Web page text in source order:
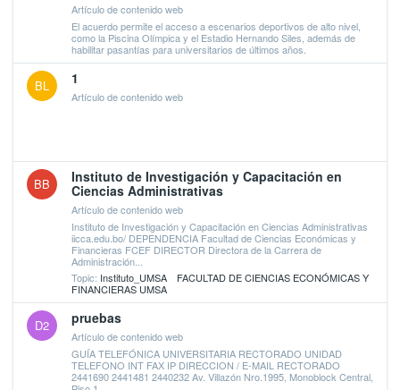
Artículo de contenido web
El acuerdo permite el acceso a escenarios deportivos de alto nivel,
como la Piscina Olímpica y el Estadio Hernando Siles, además de
habilitar pasantías para universitarios de últimos años.
BL 1
Artículo de contenido web
BB
Instituto de Investigación y Capacitación en
Ciencias Administrativas
Artículo de contenido web
Instituto de Investigación y Capacitación en Ciencias Administrativas
iicca.edu.bo/ DEPENDENCIA Facultad de Ciencias Económicas y
Financieras FCEF DIRECTOR Directora de la Carrera de
Administración...
Topic: Instituto_UMSA
FACULTAD DE CIENCIAS ECONÓMICAS Y
FINANCIERAS UMSA
D2 pruebas
Artículo de contenido web
GUÍA TELEFÓNICA UNIVERSITARIA RECTORADO UNIDAD
TELEFONO INT FAX IP DIRECCION / E-MAIL RECTORADO
2441690 2441481 2440232 Av. Villazón Nro.1995, Monoblock Central,